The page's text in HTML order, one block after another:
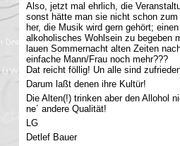
Also, jetzt mal ehrlich, die
sonst hätte man sie nicht schon
her, die Musik wird gern gehört;
alkoholisches Wohlsein zu begeben
lauen Sommernacht alten Zeiten
einfache Mann/Frau noch mehr???
Dat reicht föllig! Un alle sind
Darum laßt denen ihre Kultür!
Die Alten(!) trinken aber den Allohol
ne´ andere Qualität!
LG
Detlef Bauer